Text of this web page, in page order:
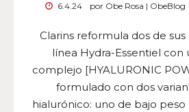
6.4.24 por Obe Rosa | ObeBlog
Clarins reformula dos de
línea Hydra-Essentiel con
complejo [HYALURONIC
formulado con dos
hialurónico: uno de bajo